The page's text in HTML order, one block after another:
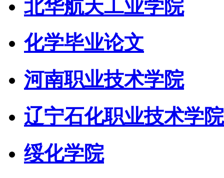
北华航天工业学院
化学毕业论文
河南职业技术学院
辽宁石化职业技术学院
绥化学院